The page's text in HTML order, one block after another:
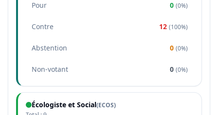
Pour 0 (0%)
Contre 12 (100%)
Abstention 0 (0%)
Non-votant 0 (0%)
Écologiste et Social(ECOS)